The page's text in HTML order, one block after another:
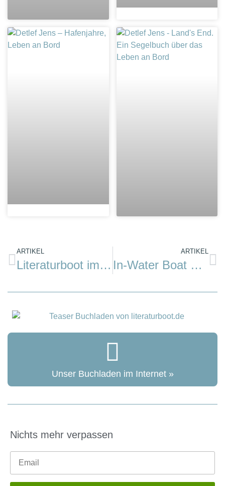
ARTIKEL
Literaturboot im Magazin
ARTIKEL
In-Water Boat Show, Neustadt, 26. bis 28. Mai
Unser Buchladen im Internet »
Nichts mehr verpassen